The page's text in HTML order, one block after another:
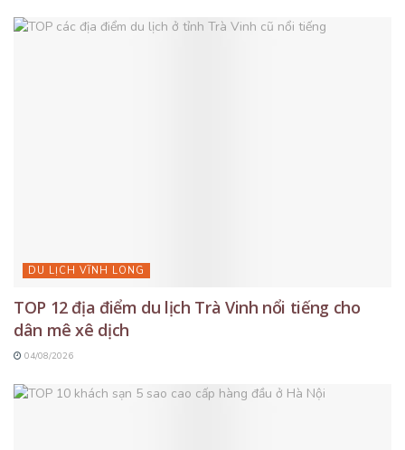
DU LỊCH VĨNH LONG
TOP 12 địa điểm du lịch Trà Vinh nổi tiếng cho
dân mê xê dịch
04/08/2026